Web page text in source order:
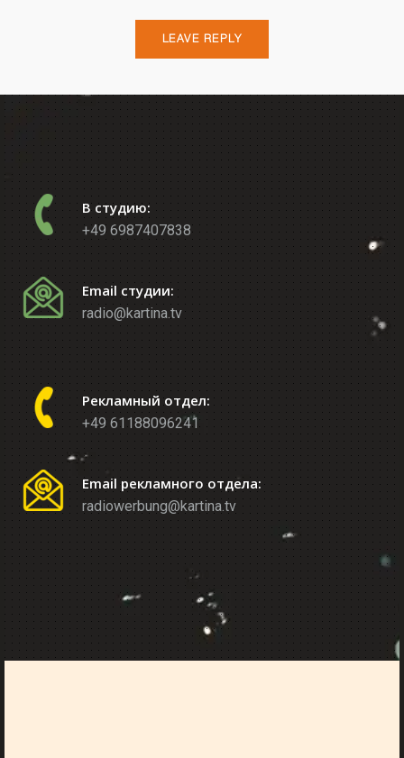
В студию:
+49 6987407838
Email студии:
radio@kartina.tv
Рекламный отдел:
+49 61188096241
Email рекламного отдела:
radiowerbung@kartina.tv